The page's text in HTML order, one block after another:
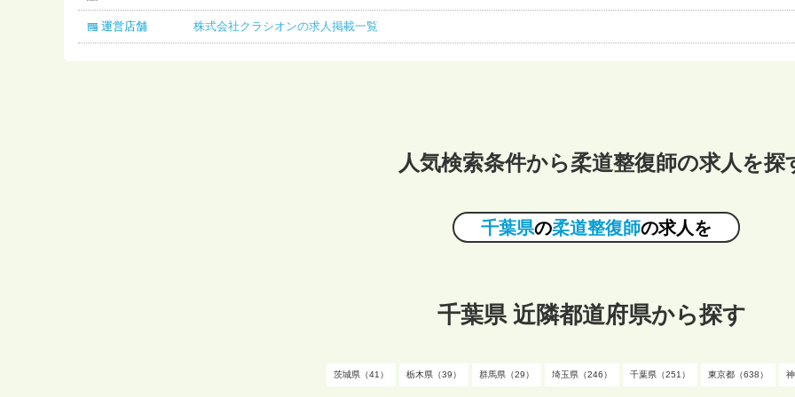
運営店舗 株式会社クラシオンの求人掲載一覧
人気検索条件から柔道整復師の求人を探
千葉県の柔道整復師の求人を
千葉県 近隣都道府県から探す
茨城県（41） 栃木県（39） 群馬県（29） 埼玉県（246） 千葉県（251） 東京都（638）